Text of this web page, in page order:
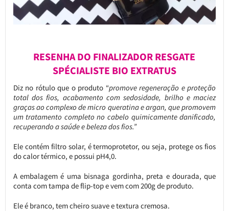
RESENHA DO FINALIZADOR RESGATE
SPÉCIALISTE BIO EXTRATUS
Diz no rótulo que o produto “promove regeneração e proteção
total dos fios, acabamento com sedosidade, brilho e maciez
graças ao complexo de micro queratina e argan, que promovem
um tratamento completo no cabelo quimicamente danificado,
recuperando a saúde e beleza dos fios.”
Ele contém filtro solar, é termoprotetor, ou seja, protege os fios
do calor térmico, e possui pH4,0.
A embalagem é uma bisnaga gordinha, preta e dourada, que
conta com tampa de flip-top e vem com 200g de produto.
Ele é branco, tem cheiro suave e textura cremosa.